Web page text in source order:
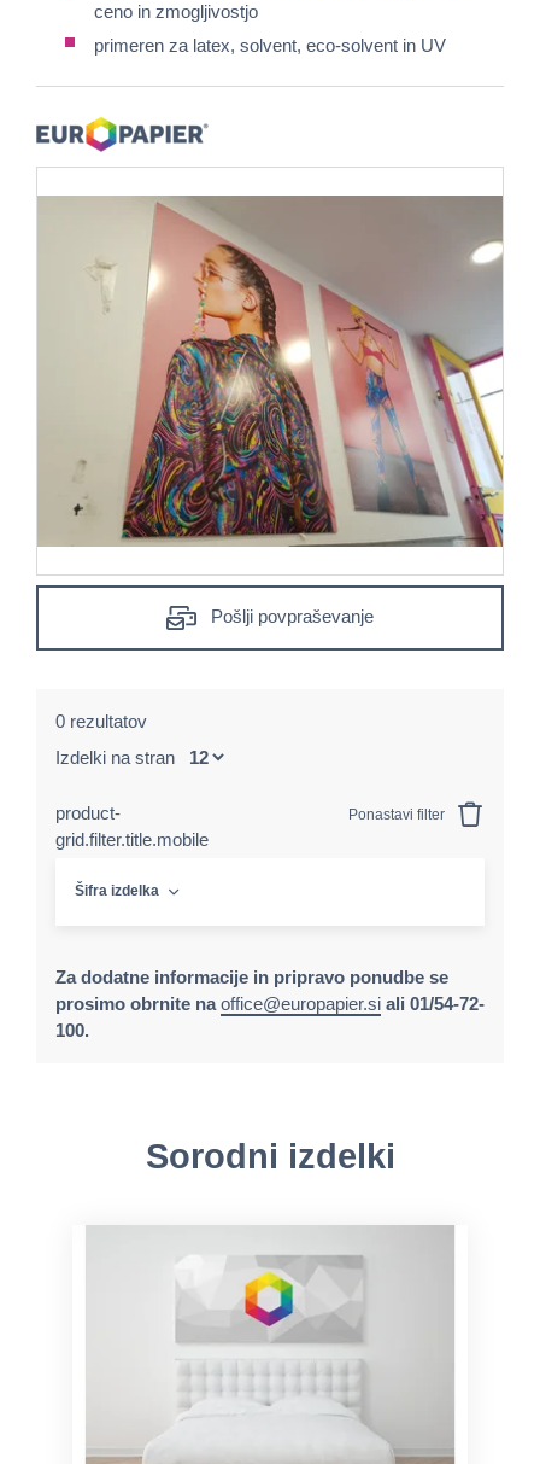
ceno in zmogljivostjo
primeren za latex, solvent, eco-solvent in UV
Pošlji povpraševanje
0 rezultatov
Izdelki na stran
product-
grid.filter.title.mobile
Ponastavi filter
Šifra izdelka
Za dodatne informacije in pripravo ponudbe se
prosimo obrnite naoffice@europapier.si ali 01/54-72-
100.
Sorodni izdelki